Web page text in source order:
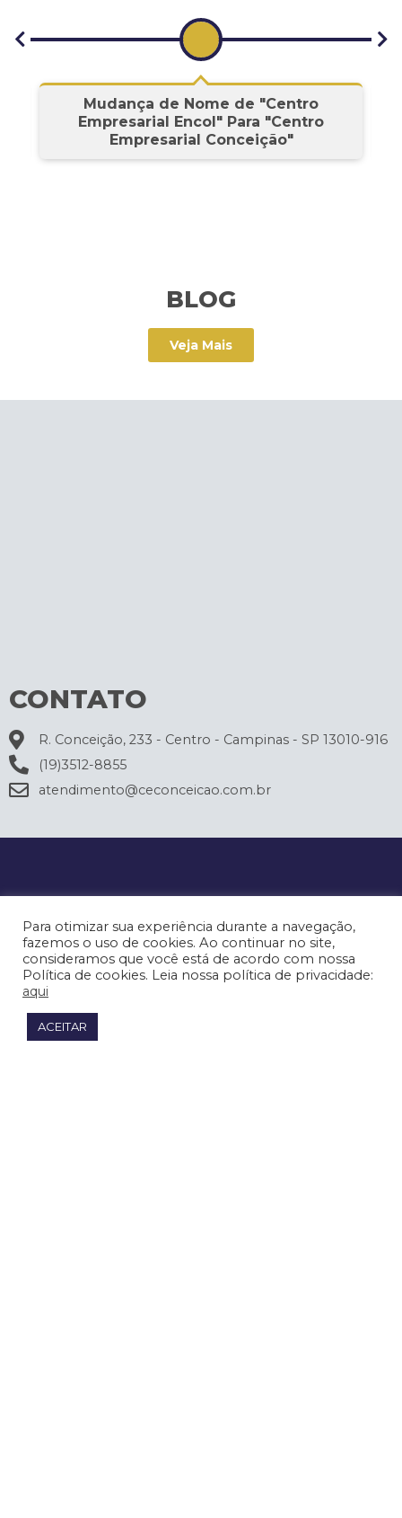
Mudança de Nome de "Centro
Empresarial Encol" Para "Centro
Empresarial Conceição"
BLOG
Veja Mais
CONTATO
R. Conceição, 233 - Centro - Campinas - SP 13010-916
(19)3512-8855
atendimento@ceconceicao.com.br
Para otimizar sua experiência durante a navegação,
fazemos o uso de cookies. Ao continuar no site,
consideramos que você está de acordo com nossa
Política de cookies. Leia nossa política de privacidade:
aqui
ACEITAR